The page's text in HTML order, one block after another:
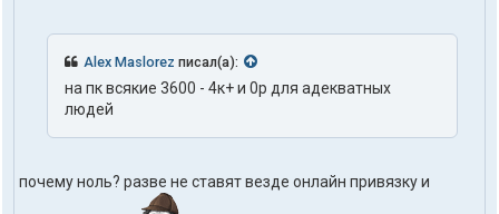
Alex Maslorez писал(а):
на пк всякие 3600 - 4к+ и 0р для адекватных
людей
почему ноль? разве не ставят везде онлайн привязку и